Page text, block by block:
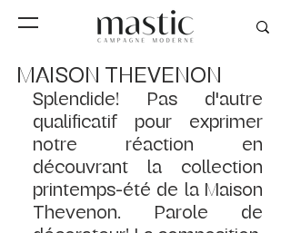
MAISON THEVENON
Splendide! Pas d'autre
qualificatif pour exprimer
notre réaction en
découvrant la collection
printemps-été de la Maison
Thevenon. Parole de